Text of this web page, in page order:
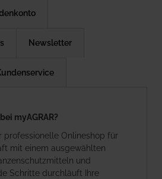
Newsletter
myAGRAR?
professionelle Onlineshop für
mit einem ausgewählten
und
Schritte durchläuft Ihre